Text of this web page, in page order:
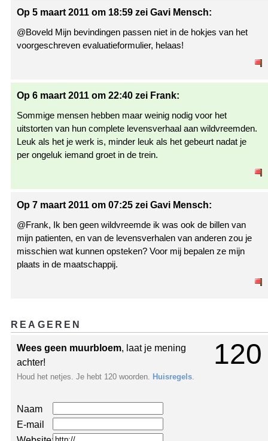
Op 5 maart 2011 om 18:59 zei Gavi Mensch:
@Boveld Mijn bevindingen passen niet in de hokjes van het
voorgeschreven evaluatieformulier, helaas!
Op 6 maart 2011 om 22:40 zei Frank:
Sommige mensen hebben maar weinig nodig voor het
uitstorten van hun complete levensverhaal aan wildvreemden.
Leuk als het je werk is, minder leuk als het gebeurt nadat je
per ongeluk iemand groet in de trein.
Op 7 maart 2011 om 07:25 zei Gavi Mensch:
@Frank, Ik ben geen wildvreemde ik was ook de billen van
mijn patienten, en van de levensverhalen van anderen zou je
misschien wat kunnen opsteken? Voor mij bepalen ze mijn
plaats in de maatschappij.
REAGEREN
120
Wees geen muurbloem, laat je mening
achter!
Houd het netjes. Je hebt 120 woorden. Huisregels
Naam
E-mail